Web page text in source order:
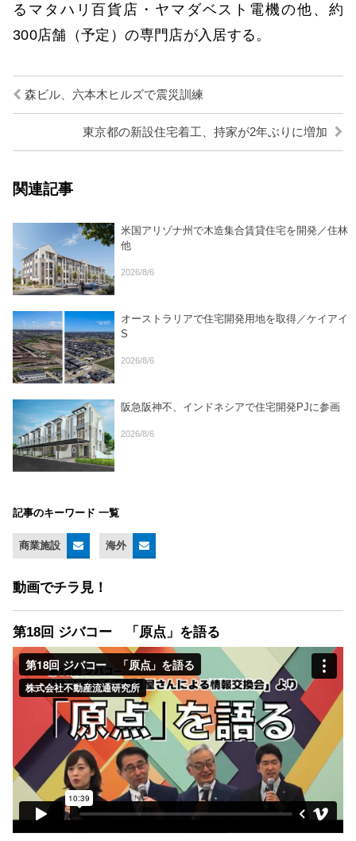
るマタハリ百貨店・ヤマダベスト電機の他、約
300店舗（予定）の専門店が入居する。
森ビル、六本木ヒルズで震災訓練
東京都の新設住宅着工、持家が2年ぶりに増加
関連記事
米国アリゾナ州で木造集合賃貸住宅を開発／住林
他
2026/8/6
オーストラリアで住宅開発用地を取得／ケイアイ
S
2026/8/6
阪急阪神不、インドネシアで住宅開発PJに参画
2026/8/6
記事のキーワード 一覧
商業施設 海外
動画でチラ見！
第18回 ジバコー 「原点」を語る